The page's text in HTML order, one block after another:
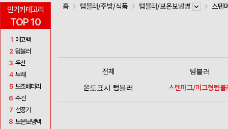
인기카테고리
TOP 10
1 에코백
2 텀블러
3 우산
4 부채
5 보조배터리
6 수건
7 선풍기
8 보온보냉백
홈 텀블러/주방/식품 텀블러/보온보냉병 스텐
전체
텀블러
온도표시 텀블러
스텐머그/머그형텀블